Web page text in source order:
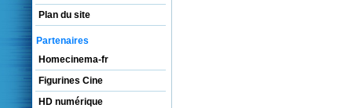
Plan du site
Partenaires
Homecinema-fr
Figurines Cine
HD numérique